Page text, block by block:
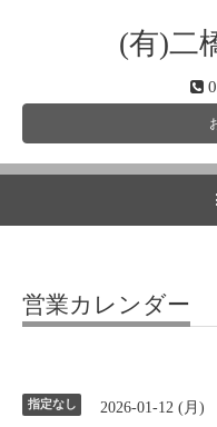
(有)二
営業カレンダー
指定なし 2026-01-12 (月)